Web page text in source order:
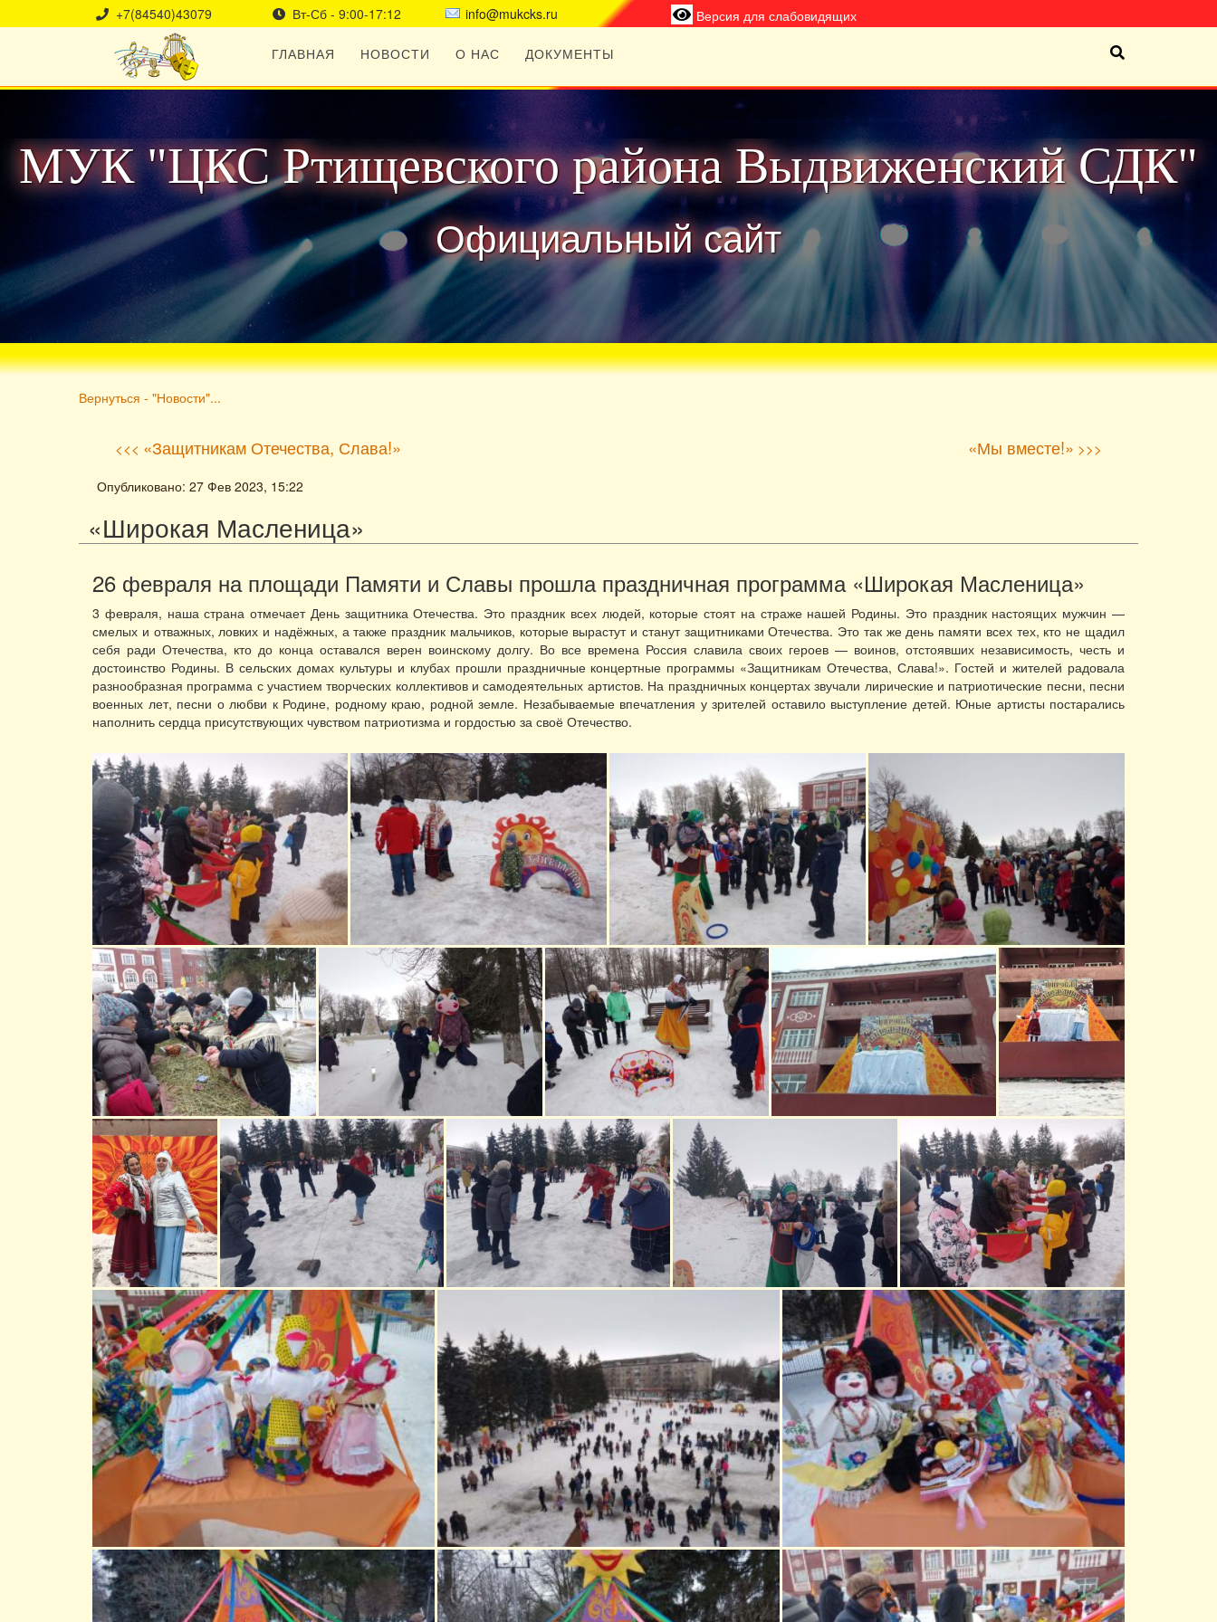
+7(84540)43079 Вт-Сб - 9:00-17:12 info@mukcks.ru Версия для слабовидящих
ГЛАВНАЯ НОВОСТИ О НАС ДОКУМЕНТЫ
МУК "ЦКС Ртищевского района Выдвиженский СДК"
Официальный сайт
Вернуться - "Новости"...
<<< «Защитникам Отечества, Слава!» «Мы вместе!» >>>
Опубликовано: 27 Фев 2023, 15:22
«Широкая Масленица»
26 февраля на площади Памяти и Славы прошла праздничная программа «Широкая Масленица»
3 февраля, наша страна отмечает День защитника Отечества. Это праздник всех людей, которые стоят на страже нашей Родины. Это праздник настоящих мужчин —
смелых и отважных, ловких и надёжных, а также праздник мальчиков, которые вырастут и станут защитниками Отечества. Это так же день памяти всех тех, кто не щадил
себя ради Отечества, кто до конца оставался верен воинскому долгу. Во все времена Россия славила своих героев — воинов, отстоявших независимость, честь и
достоинство Родины. В сельских домах культуры и клубах прошли праздничные концертные программы «Защитникам Отечества, Слава!». Гостей и жителей радовала
разнообразная программа с участием творческих коллективов и самодеятельных артистов. На праздничных концертах звучали лирические и патриотические песни, песни
военных лет, песни о любви к Родине, родному краю, родной земле. Незабываемые впечатления у зрителей оставило выступление детей. Юные артисты постарались
наполнить сердца присутствующих чувством патриотизма и гордостью за своё Отечество.